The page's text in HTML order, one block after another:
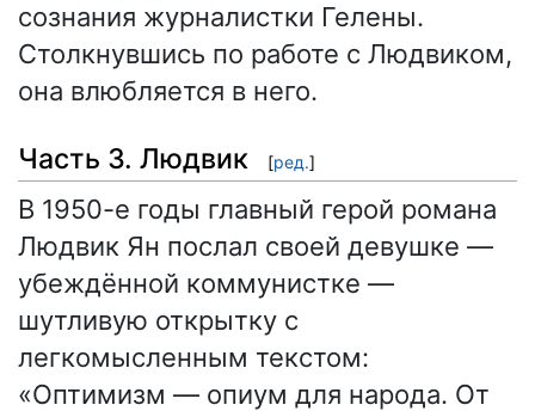
сознания журналистки Гелены.
Столкнувшись по работе с Людвиком,
она влюбляется в него.
Часть 3. Людвик [ред.]
В 1950-е годы главный герой романа
Людвик Ян послал своей девушке —
убеждённой коммунистке —
шутливую открытку с
легкомысленным текстом:
«Оптимизм — опиум для народа. От